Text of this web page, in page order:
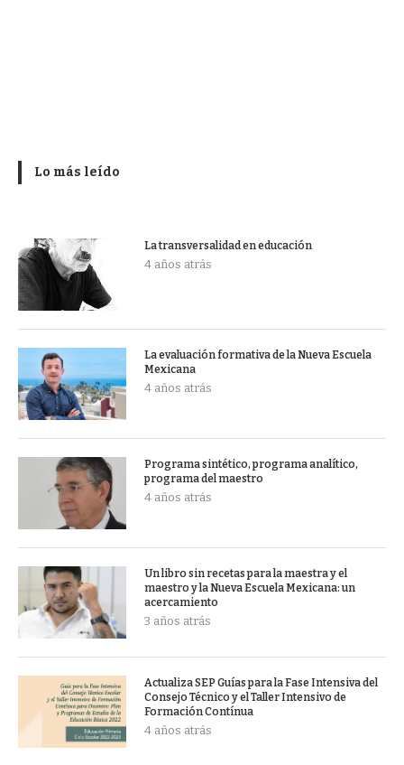
Lo más leído
La transversalidad en educación
4 años atrás
La evaluación formativa de la Nueva Escuela
Mexicana
4 años atrás
Programa sintético, programa analítico,
programa del maestro
4 años atrás
Un libro sin recetas para la maestra y el
maestro y la Nueva Escuela Mexicana: un
acercamiento
3 años atrás
Actualiza SEP Guías para la Fase Intensiva del
Consejo Técnico y el Taller Intensivo de
Formación Contínua
4 años atrás